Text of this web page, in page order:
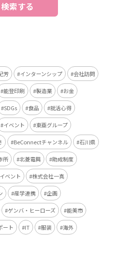
索する
芳 インターンシップ 会社訪問
能登印刷 製造業 お金
SDGs 食品 就活心得
イベント 東亜グループ
BeConnectチャンネル 石川県
所 北菱電興 助成制度
ベント 株式会社一真
産学連携 企画
ゲンバ・ヒーローズ 能美市
ート IT 服装 海外